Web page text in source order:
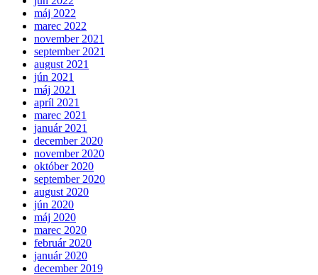
máj 2022
marec 2022
november 2021
september 2021
august 2021
jún 2021
máj 2021
apríl 2021
marec 2021
január 2021
december 2020
november 2020
október 2020
september 2020
august 2020
jún 2020
máj 2020
marec 2020
február 2020
január 2020
december 2019